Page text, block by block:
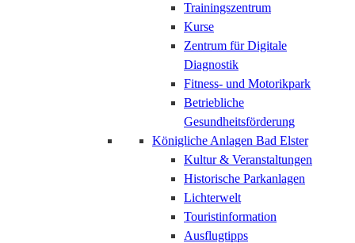
Trainingszentrum
Kurse
Zentrum für Digitale
Diagnostik
Fitness- und Motorikpark
Betriebliche
Gesundheitsförderung
Königliche Anlagen Bad Elster
Kultur & Veranstaltungen
Historische Parkanlagen
Lichterwelt
Touristinformation
Ausflugtipps